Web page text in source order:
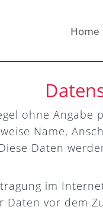
Home
ohne
Name,
Daten
im
Daten vor dem